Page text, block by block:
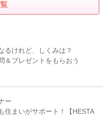
るけれど、しくみは？
＆プレゼントをもらおう
ー
住まいがサポート！【HESTA